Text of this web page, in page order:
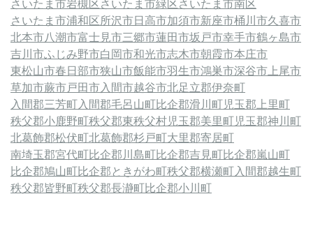
さいたま市岩槻区さいたま市緑区さいたま市南区
さいたま市浦和区所沢市日高市加須市新座市桶川市久喜市
北本市八潮市富士見市三郷市蓮田市坂戸市幸手市鶴ヶ島市
吉川市ふじみ野市白岡市和光市志木市朝霞市本庄市
東松山市春日部市狭山市飯能市羽生市鴻巣市深谷市上尾市
草加市蕨市戸田市入間市越谷市北足立郡伊奈町
入間郡三芳町入間郡毛呂山町比企郡滑川町児玉郡上里町
秩父郡小鹿野町秩父郡東秩父村児玉郡美里町児玉郡神川町
北葛飾郡松伏町北葛飾郡杉戸町大里郡寄居町
南埼玉郡宮代町比企郡川島町比企郡吉見町比企郡嵐山町
比企郡鳩山町比企郡ときがわ町秩父郡横瀬町入間郡越生町
秩父郡皆野町秩父郡長瀞町比企郡小川町